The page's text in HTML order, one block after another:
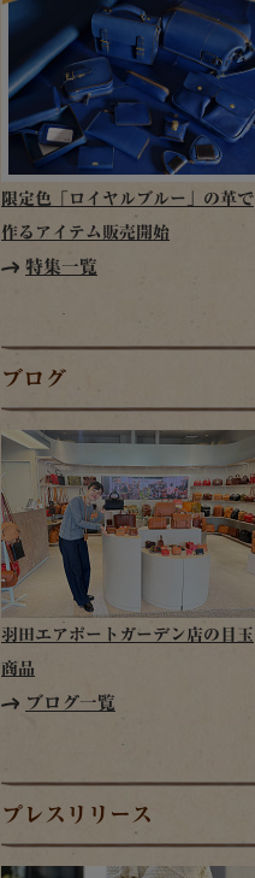
限定色「ロイヤルブルー」の革で
作るアイテム販売開始
特集一覧
ブログ
羽田エアポートガーデン店の目玉
商品
ブログ一覧
プレスリリース